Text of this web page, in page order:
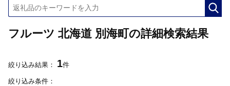
フルーツ 北海道 別海町の詳細検索結果
絞り込み結果： 1件
絞り込み条件：